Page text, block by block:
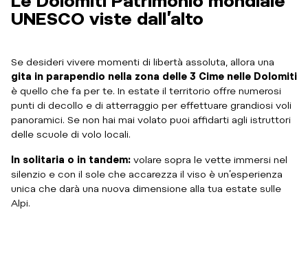
UNESCO viste dall’alto
Se desideri vivere momenti di libertà assoluta, allora una
gita in parapendio nella zona delle 3 Cime nelle Dolomiti
è quello che fa per te. In estate il territorio offre numerosi
punti di decollo e di atterraggio per effettuare grandiosi voli
panoramici. Se non hai mai volato puoi affidarti agli istruttori
delle scuole di volo locali.
In solitaria o in tandem: volare sopra le vette immersi nel
silenzio e con il sole che accarezza il viso è un’esperienza
unica che darà una nuova dimensione alla tua estate sulle
Alpi.